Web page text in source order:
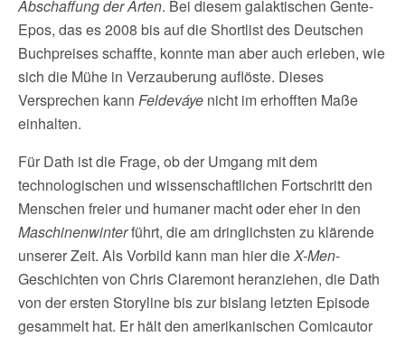
Abschaffung der Arten. Bei diesem galaktischen Gente-
Epos, das es 2008 bis auf die Shortlist des Deutschen
Buchpreises schaffte, konnte man aber auch erleben, wie
sich die Mühe in Verzauberung auflöste. Dieses
Versprechen kann Feldeváye nicht im erhofften Maße
einhalten.
Für Dath ist die Frage, ob der Umgang mit dem
technologischen und wissenschaftlichen Fortschritt den
Menschen freier und humaner macht oder eher in den
Maschinenwinterführt, die am dringlichsten zu klärende
unserer Zeit. Als Vorbild kann man hier dieX-Men-
Geschichten von Chris Claremont heranziehen, die Dath
von der ersten Storyline bis zur bislang letzten Episode
gesammelt hat. Er hält den amerikanischen Comicautor